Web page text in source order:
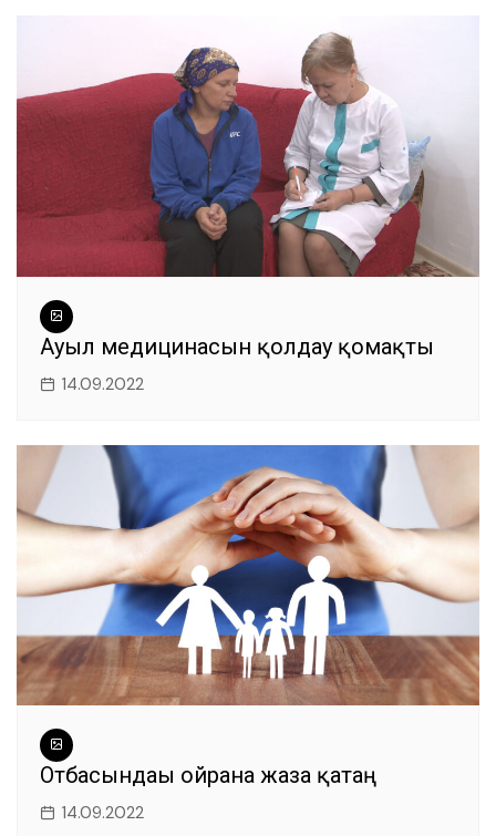
Ауыл медицинасын қолдау қомақты
14.09.2022
Отбасындағы ойранға жаза қатаң
14.09.2022